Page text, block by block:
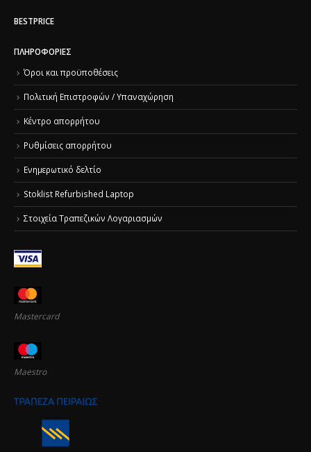
BESTPRICE
ΠΛΗΡΟΦΟΡΊΕΣ
Όροι και προϋποθέσεις
Πολιτική Επιστροφών / Υπαναχώρηση
Κέντρο απορρήτου
Ρυθμίσεις απορρήτου
Ενημερωτικό δελτίο
Stoklist Refurbished Laptop
Στοιχεία Τραπεζικών Λογαριασμών
Mastercard
Maestro